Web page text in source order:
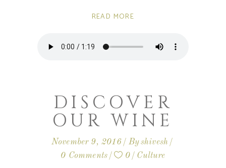
READ MORE
DISCOVER
OUR WINE
November 9, 2016 Byshivesh
0 Comments
0 Culture